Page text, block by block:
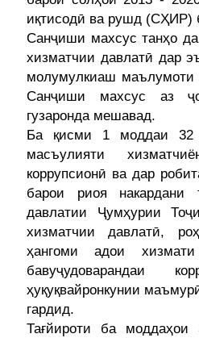
иқтисодӣ ва рушд (СҲИР)
Санҷиши махсус танҳо
хизматчии давлатӣ дар
молумулкиаш
Санҷиши махсус аз
гузаронда мешавад.
Ба қисми 1 моддаи 32
масъулияти
коррупсионӣ ва дар
барои риоя накардани
давлатии Ҷумҳурии
хизматчии давлатӣ,
ҳангоми адои
бавуҷудоварандаи
ҳуқуқвайронкунии
гардид.
Тағйироти ба